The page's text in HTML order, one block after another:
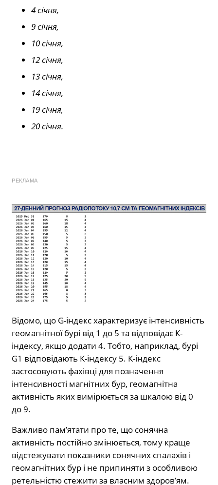
4 січня,
9 січня,
10 січня,
12 січня,
13 січня,
14 січня,
19 січня,
20 січня.
РЕКЛАМА
Відомо, що G-індекс характеризує інтенсивність
геомагнітної бурі від 1 до 5 та відповідає К-
індексу, якщо додати 4. Тобто, наприклад, бурі
G1 відповідають К-індексу 5. К-індекс
застосовують фахівці для позначення
інтенсивності магнітних бур, геомагнітна
активність яких вимірюється за шкалою від 0
до 9.
Важливо пам’ятати про те, що сонячна
активність постійно змінюється, тому краще
відстежувати показники сонячних спалахів і
геомагнітних бур і не припиняти з особливою
ретельністю стежити за власним здоров’ям.